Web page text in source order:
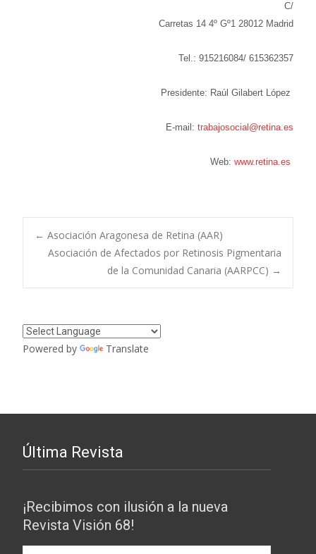
C/
Carretas 14 4º Gº1 28012 Madrid
Tel.: 915216084/ 615362357
Presidente: Raúl Gilabert López
E-mail: trabajosocial@retina.es
Web: www.retina.es
Navegación
de
entradas
← Asociación Aragonesa de Retina (AAR)
Asociación de Afectados por Retinosis Pigmentaria
de la Comunidad Canaria (AARPCC) →
Powered by Translate
Última Revista
¡Recibimos con ilusión a la nueva
Revista Visión 68!